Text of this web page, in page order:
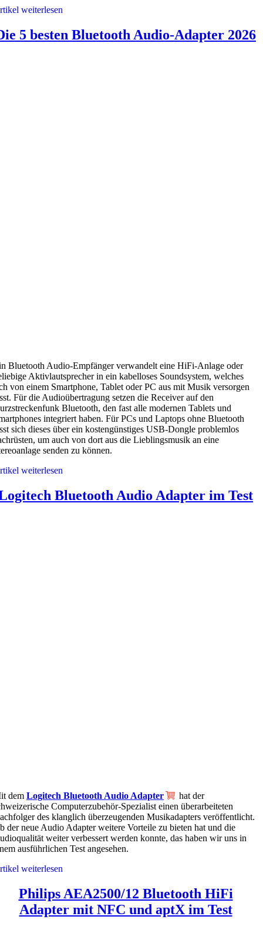
weiterlesen
5 besten Bluetooth Audio-Adapter 2026
Bluetooth Audio-Empfänger verwandelt eine HiFi-Anlage oder
Aktivlautsprecher in ein kabelloses Soundsystem, welches
von einem Smartphone, Tablet oder PC aus mit Musik versorgen
Für die Audioübertragung setzen die Receiver auf den
Bluetooth, den fast alle modernen Tablets und
integriert haben. Für PCs und Laptops ohne Bluetooth
sich dieses über ein kostengünstiges USB-Dongle problemlos
um auch von dort aus die Lieblingsmusik an eine
senden zu können.
weiterlesen
Bluetooth Audio Adapter im Test
dem Logitech Bluetooth Audio Adapter
hat der
Computerzubehör-Spezialist einen überarbeiteten
des klanglich überzeugenden Musikadapters veröffentlicht.
der neue Audio Adapter weitere Vorteile zu bieten hat und die
weiter verbessert werden konnte, das haben wir uns in
ausführlichen Test angesehen.
weiterlesen
Philips AEA2500/12 Bluetooth HiFi
Adapter mit NFC und aptX im Test